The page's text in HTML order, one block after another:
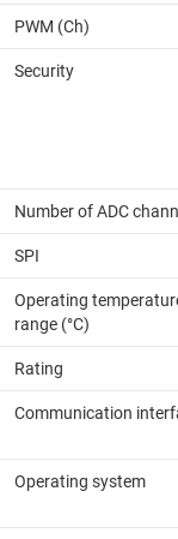
PWM (Ch)
Security
Number of ADC
SPI
Operating
range (°C)
Rating
Communication
Operating system